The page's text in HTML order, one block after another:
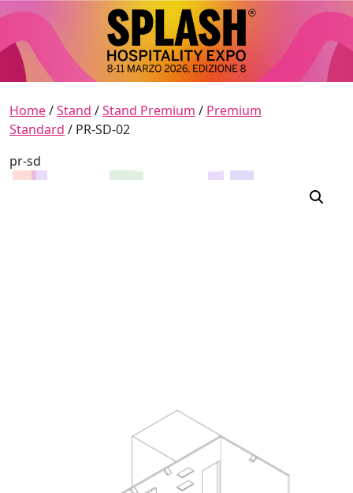
Skip to content
Main Navigation
Home/Stand /Stand Premium / Premium
Standard / PR-SD-02
pr-sd